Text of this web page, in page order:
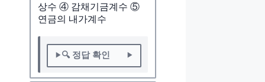
상수 ④ 감채기금계수 ⑤
연금의 내가계수
🔍 정답 확인